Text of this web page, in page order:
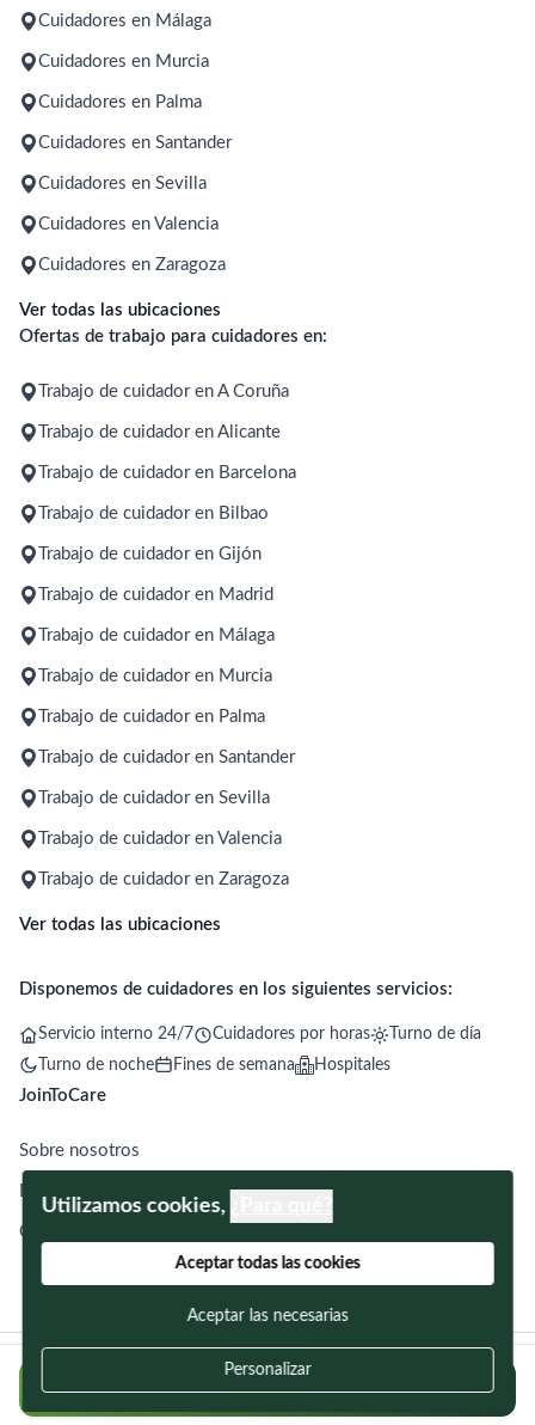
Regístrate gratis y encuentra a tu cuidador
Utilizamos cookies,
Aceptar todas las cookies
Aceptar las necesarias
Personalizar
Cuidadores en Málaga
Cuidadores en Murcia
Cuidadores en Palma
Cuidadores en Santander
Cuidadores en Sevilla
Cuidadores en Valencia
Cuidadores en Zaragoza
Ver todas las ubicaciones
Ofertas de trabajo para cuidadores en:
Trabajo de cuidador en A Coruña
Trabajo de cuidador en Alicante
Trabajo de cuidador en Barcelona
Trabajo de cuidador en Bilbao
Trabajo de cuidador en Gijón
Trabajo de cuidador en Madrid
Trabajo de cuidador en Málaga
Trabajo de cuidador en Murcia
Trabajo de cuidador en Palma
Trabajo de cuidador en Santander
Trabajo de cuidador en Sevilla
Trabajo de cuidador en Valencia
Trabajo de cuidador en Zaragoza
Ver todas las ubicaciones
Disponemos de cuidadores en los siguientes servicios:
Servicio interno 24/7 Cuidadores por horas
Turno de día
Turno de noche
Fines de semana Hospitales
JoinToCare
Sobre nosotros
Blog
Contacto
Política de privacidad